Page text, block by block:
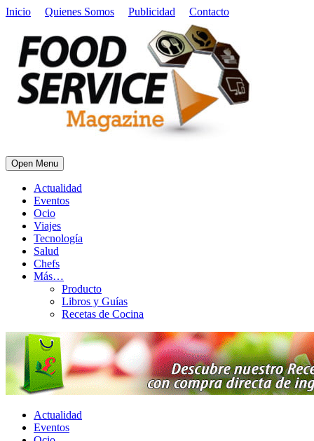
Inicio Quienes Somos Publicidad Contacto
Open Menu
Actualidad
Eventos
Ocio
Viajes
Tecnología
Salud
Chefs
Más…
Producto
Libros y Guías
Recetas de Cocina
Actualidad
Eventos